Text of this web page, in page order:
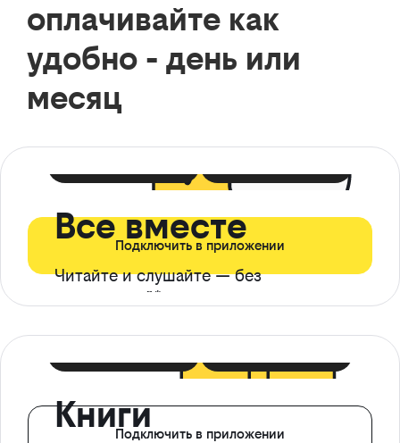
оплачивайте как
удобно - день или
месяц
Все вместе
Читайте и слушайте — без
ограничений*
Подключить в приложении
КнигиПодключить в приложении